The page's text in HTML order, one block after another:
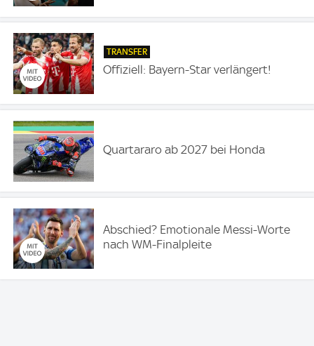
TRANSFER
Offiziell: Bayern-Star verlängert!
Quartararo ab 2027 bei Honda
Abschied? Emotionale Messi-Worte
nach WM-Finalpleite